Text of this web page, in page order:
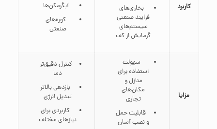
کاربرد
بخاری‌های
فرایند صنعتی
سیستم‌های
گرمایش از کف
آبگرمکن‌ها
کوره‌های
صنعتی
مزایا
سهولت
استفاده برای
منازل و
مکان‌های
تجاری
قابلیت حمل
و نصب آسان
کنترل دقیق‌تر
دما
بازدهی بالاتر
تبدیل انرژی
کاربردی برای
نیازهای مختلف